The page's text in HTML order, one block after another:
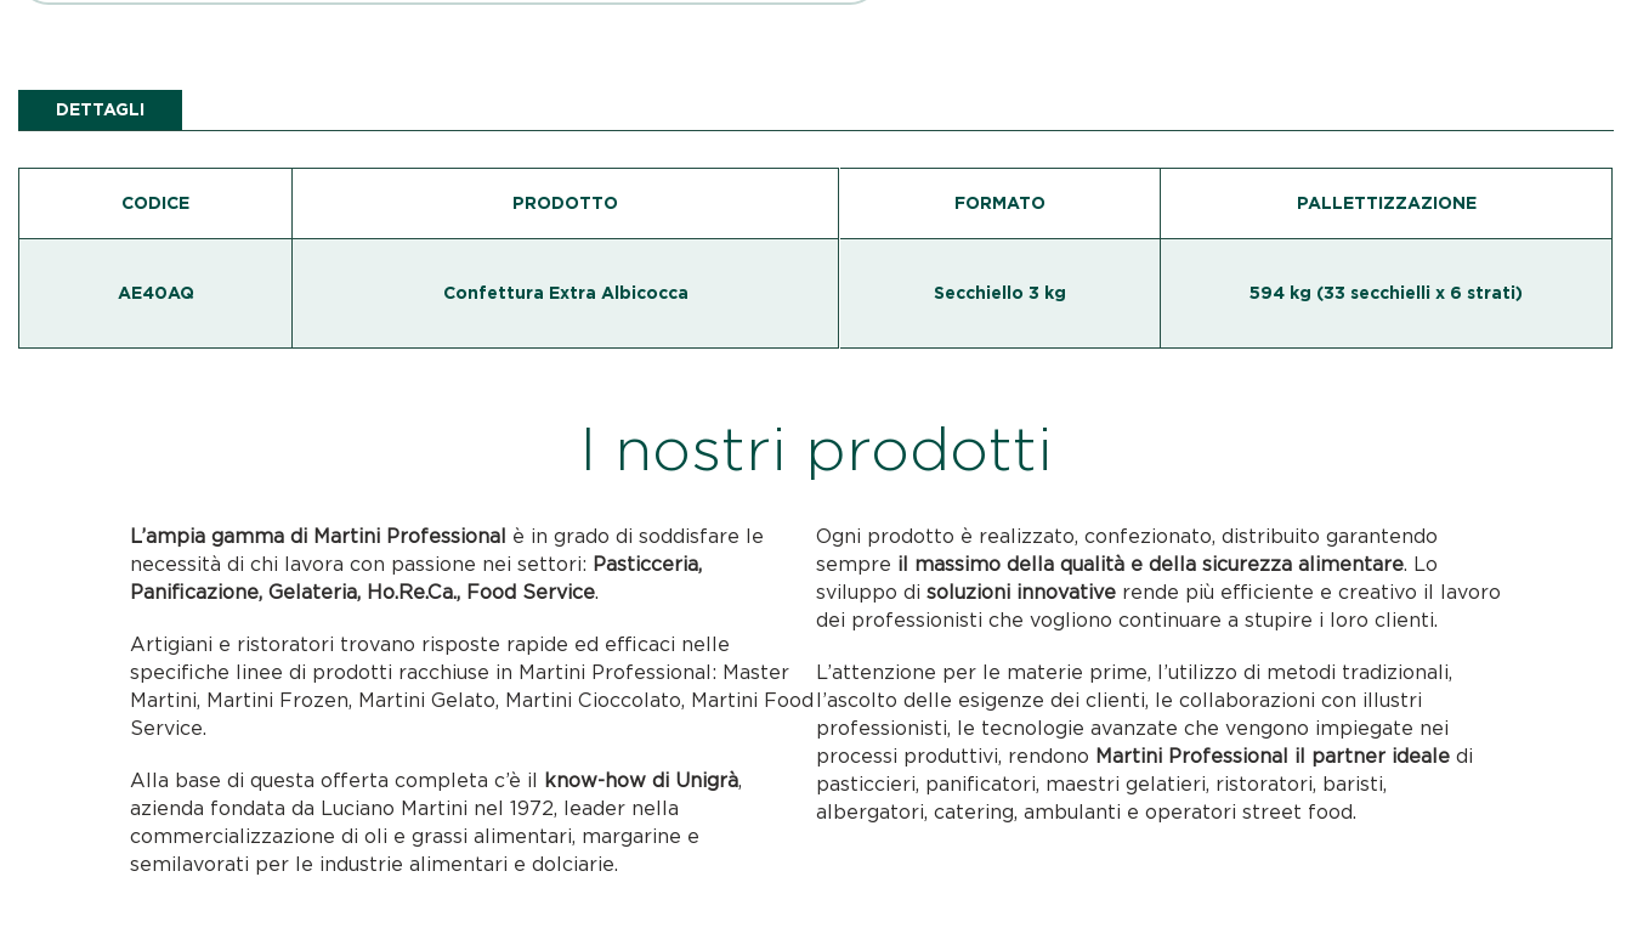
DETTAGLI
CODICE PRODOTTO
AE40AQ Confettura Extra Albicocca
FORMATO PALLETTIZZAZIONE
Secchiello 3 kg 594 kg (33 secchielli x 6 strati)
I nostri prodotti
L’ampia gamma di Martini Professional è in grado di soddisfare le
necessità di chi lavora con passione nei settori: Pasticceria,
Panificazione, Gelateria, Ho.Re.Ca., Food Service.
Artigiani e ristoratori trovano risposte rapide ed efficaci nelle
specifiche linee di prodotti racchiuse in Martini Professional: Master
Martini, Martini Frozen, Martini Gelato, Martini Cioccolato, Martini Food
Service.
Alla base di questa offerta completa c’è il know-how di Unigrà,
azienda fondata da Luciano Martini nel 1972, leader nella
commercializzazione di oli e grassi alimentari, margarine e
semilavorati per le industrie alimentari e dolciarie.
Ogni prodotto è realizzato, confezionato, distribuito garantendo
sempre il massimo della qualità e della sicurezza alimentare. Lo
sviluppo di soluzioni innovative rende più efficiente e creativo il lavoro
dei professionisti che vogliono continuare a stupire i loro clienti.
L’attenzione per le materie prime, l’utilizzo di metodi tradizionali,
l’ascolto delle esigenze dei clienti, le collaborazioni con illustri
professionisti, le tecnologie avanzate che vengono impiegate nei
processi produttivi, rendono Martini Professional il partner ideale di
pasticcieri, panificatori, maestri gelatieri, ristoratori, baristi,
albergatori, catering, ambulanti e operatori street food.